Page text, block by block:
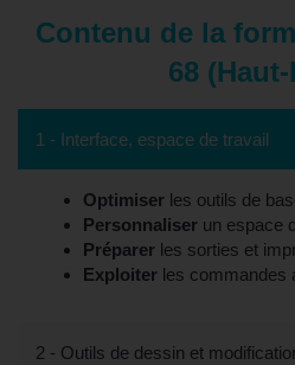
Contenu de la
68
1 - Interface, espace de travail
Optimiser les outils de
Personnaliser un espace
Préparer les sorties et
Exploiter les commandes
2 - Outils de dessin et